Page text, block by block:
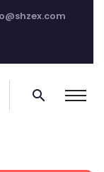
search